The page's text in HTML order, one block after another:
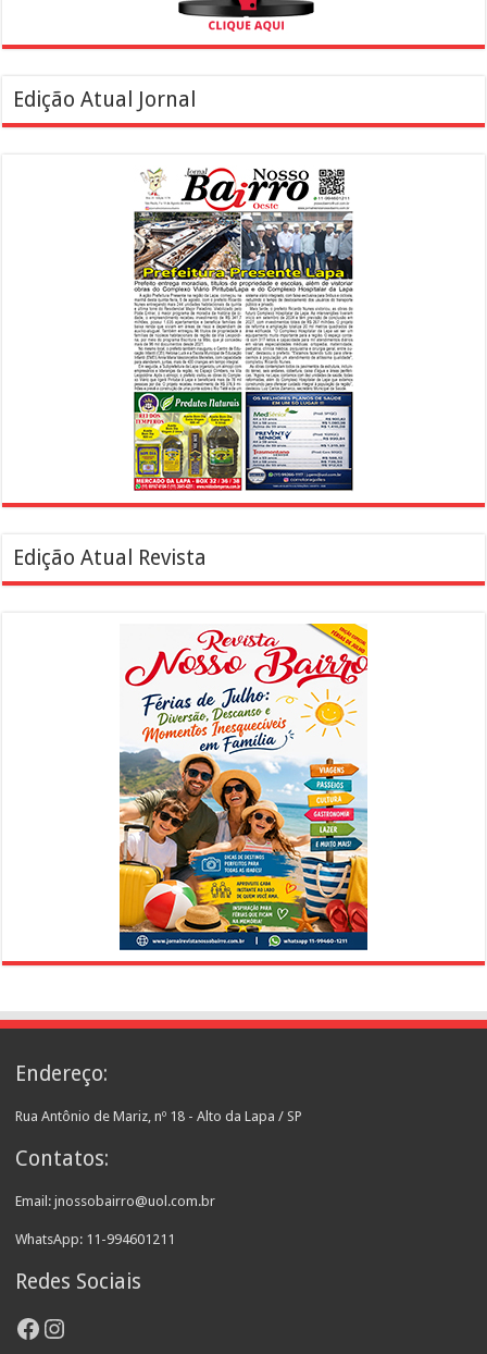
Edição Atual Jornal
Edição Atual Revista
Endereço:
Rua Antônio de Mariz, nº 18 - Alto da Lapa / SP
Contatos:
Email: jnossobairro@uol.com.br
WhatsApp: 11-994601211
Redes Sociais
Facebook
Instagram